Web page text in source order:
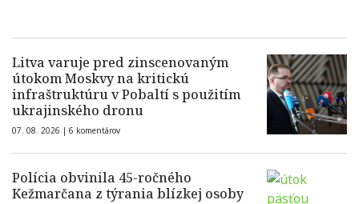
Litva varuje pred zinscenovaným
útokom Moskvy na kritickú
infraštruktúru v Pobaltí s použitím
ukrajinského dronu
07. 08. 2026 | 6 komentárov
Polícia obvinila 45-ročného
Kežmarčana z týrania blízkej osoby